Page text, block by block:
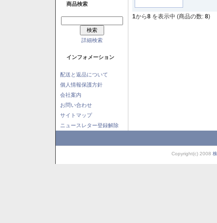
商品検索
詳細検索
インフォメーション
配送と返品について
個人情報保護方針
会社案内
お問い合わせ
サイトマップ
ニュースレター登録解除
1から8 を表示中 (商品の数: 8)
Copyright(c) 2008